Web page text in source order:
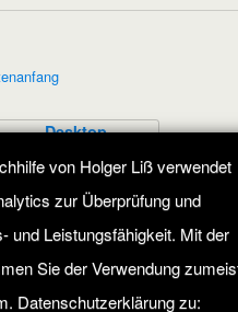
Desktop
von Holger Liß verwendet
zur Überprüfung und
und Leistungsfähigkeit. Mit der
Sie der Verwendung
Datenschutzerklärung zu: